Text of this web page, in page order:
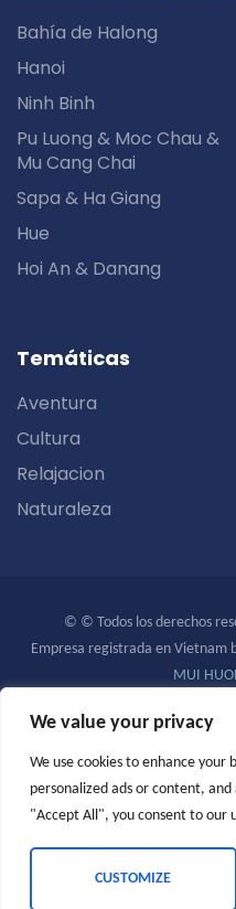
We value your privacy
We use cookies to enhance your
personalized ads or content,
"Accept All", you consent to our
CUSTOMIZE
Bahía de Halong
Hanoi
Ninh Binh
Pu Luong & Moc Chau &
Mu Cang Chai
Sapa & Ha Giang
Hue
Hoi An & Danang
Temáticas
Aventura
Cultura
Relajacion
Naturaleza
© © Todos los derechos
Empresa registrada en Vietnam
MUI